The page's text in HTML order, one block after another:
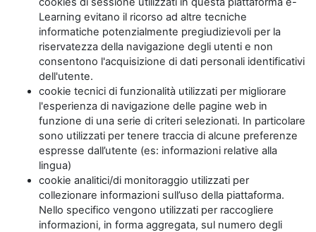
Learning evitano il ricorso ad altre tecniche
informatiche potenzialmente pregiudizievoli per la
riservatezza della navigazione degli utenti e non
consentono l'acquisizione di dati personali identificativi
dell'utente.
cookie tecnici di funzionalità utilizzati per migliorare
l'esperienza di navigazione delle pagine web in
funzione di una serie di criteri selezionati. In particolare
sono utilizzati per tenere traccia di alcune preferenze
espresse dall’utente (es: informazioni relative alla
lingua)
cookie analitici/di monitoraggio utilizzati per
collezionare informazioni sull’uso della piattaforma.
Nello specifico vengono utilizzati per raccogliere
informazioni, in forma aggregata, sul numero degli